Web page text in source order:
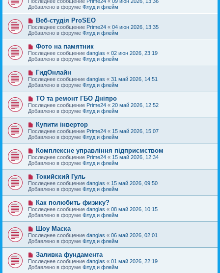
н
и
е
о
о
б
щ
е
н
и
е
в
о
е
с
о
о
б
щ
е
н
и
е
Добавлено в форуме Флуд и флейм
Н
о
в
о
с
о
о
б
щ
е
н
и
е
Веб-студія ProSEO
Последнее сообщение Prime24 « 04 июн 2026, 13:35
Добавлено в форуме Флуд и флейм
Н
о
в
о
е
с
о
о
б
щ
е
н
и
е
Фото на памятник
Последнее сообщение danglas « 02 июн 2026, 23:19
Добавлено в форуме Флуд и флейм
Н
о
в
о
е
о
о
б
щ
е
н
и
е
ГидОнлайн
Последнее сообщение danglas « 31 май 2026, 14:51
Добавлено в форуме Флуд и флейм
Н
о
в
о
е
с
о
о
б
щ
е
н
и
е
ТО та ремонт ГБО Дніпро
Последнее сообщение Prime24 « 20 май 2026, 12:52
Добавлено в форуме Флуд и флейм
Н
о
в
о
е
с
о
о
б
щ
е
н
и
е
Купити інвертор
Последнее сообщение Prime24 « 15 май 2026, 15:07
Добавлено в форуме Флуд и флейм
Н
о
в
о
е
о
о
б
щ
е
н
и
е
Комплексне управління підприємством
Последнее сообщение Prime24 « 15 май 2026, 12:34
Добавлено в форуме Флуд и флейм
Н
о
в
о
е
с
о
о
б
е
н
и
е
Токийский Гуль
Последнее сообщение danglas « 15 май 2026, 09:50
Добавлено в форуме Флуд и флейм
Н
о
в
о
е
с
о
о
б
щ
е
н
и
Как полюбить физику?
Последнее сообщение danglas « 08 май 2026, 10:15
Добавлено в форуме Флуд и флейм
Н
о
в
о
е
с
о
о
Шоу Маска
Последнее сообщение danglas « 06 май 2026, 02:01
Добавлено в форуме Флуд и флейм
Н
о
в
о
Заливка фундамента
Последнее сообщение danglas « 01 май 2026, 22:19
Добавлено в форуме Флуд и флейм